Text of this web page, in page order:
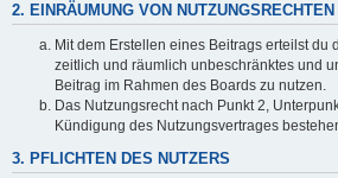
2. EINRÄUMUNG VON NUTZUNGSRECHTEN
Mit dem Erstellen eines Beitrags erteilst du
zeitlich und räumlich unbeschränktes und
Beitrag im Rahmen des Boards zu nutzen.
Das Nutzungsrecht nach Punkt 2,
Kündigung des Nutzungsvertrages
3. PFLICHTEN DES NUTZERS